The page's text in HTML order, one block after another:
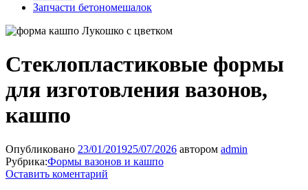
Запчасти бетономешалок
Стеклопластиковые формы
для изготовления вазонов,
кашпо
Опубликовано 23/01/201925/07/2026 автором admin
Рубрика:Формы вазонов и кашпо
Оставить коментарий